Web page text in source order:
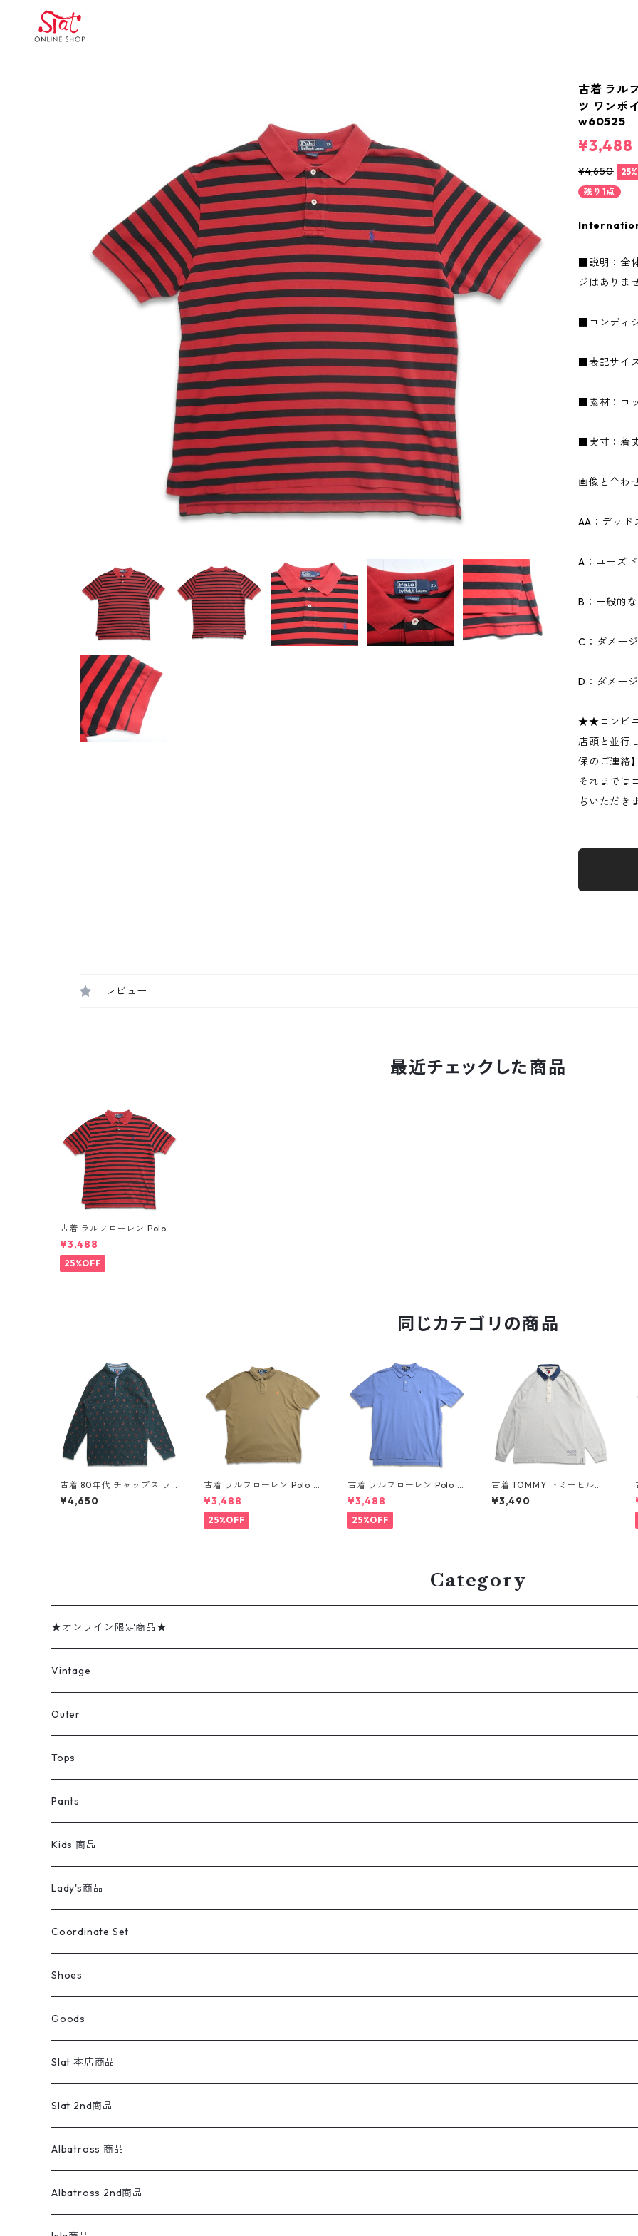
古着 ラル
ツ ワンポ
w60525
¥3,488
¥4,650
残り1点
■説明：全
ジはありま
■コンディ
■表記サイ
■素材：コ
■実寸：着
画像と合わ
AA：デッド
A：ユーズ
B：一般的
C：ダメー
D：ダメー
★★コンビ
店頭と並行
保のご連絡
それまでは
ちいただき
レビュー
最近チェックした商品
古着 ラルフローレン Polo R
alph Lauren 半袖 ポロシャ
ツ ワンポイント ボーダー 表
記：XL gd409521n w605
25
¥3,488
25%OFF
同じカテゴリの商品
古着 80年代 チャップス ラ
ルフローレン CHAPS RALP
H LAUREN 総柄 長袖 ポロシ
¥4,650
古着 ラルフローレン Polo R
alph Lauren 半袖 天竺 ポロ
シャツ ワンポイント ブラウ
ン系 表記：XL gd410385n
w60805
¥3,488
25%OFF
古着 ラルフローレン Polo R
alph Lauren 半袖 ポロシャ
ツ ワンポイント 鹿の子 ライ
トブルー 表記：XL gd410
384n w60805
¥3,488
25%OFF
古着 TOMMY トミーヒルフ
ィガー 長袖ポロシャツ ネイ
ビー 表記：XL gd409055
¥3,490
Category
★オンライン限定商品★
ミリタリーデッドストック
アウター
デニムジャケット
ミリタリージャケット
コート
ナイロンジャケット
トップス
半袖シャツ
長袖シャツ
セーター・カーディガン
パンツ
デニムパンツ
ミリタリーパンツ
スラックス
オーバーオール・つなぎ
レディース
アウター
トップス
キッズ
アウター
トップス
ライフスタイル雑貨
ラグ・ブランケット
ブランド
ラルフローレン
リーバイス
Vintage
Jacket
Tee
Sweat Shirts
REVERSE WEAVE
Pants
Shirts
Ladies
Sweater
Goods
Military
Outer
コート
デニムジャケット
ミリタリージャケット
スウィングトップ
アウトドアナイロンジャケット
スポーツナイロンジャケット
ワークジャケット
テーラードジャケット
ウールジャケット
ダウンジャケット
レザージャケット
Tops
Tシャツ
長袖シャツ
ブランドシャツ
ストライプシャツ
柄シャツ
ワークシャツ
半袖シャツ
ポロシャツ
スウェット・パーカ
プリントスウェット
ロゴスウェット
ベスト
セーター・カーディガン
アランセーター
ウールセーター
フリース
Pants
デニムパンツ
501,505
バギーズデニム
ミリタリーパンツ
チノパンツ
イージーパンツ
スラックス
ワークパンツ
コーデュロイパンツ
オーバーオール・つなぎ
ショーツ
Kids 商品
Vintage
Tops
Pants
Tops
Pants
Lady's商品
Tシャツ
ブラウス／シャツ／デザイントップス
長袖
半袖
ベスト／キャミソール
スウェット
ニット
ジャケット
スカート
Coordinate Set
Shoes
22cm以下
22.5cm
23cm
23.5cm
24cm
Goods
バンダナ
Slat 本店商品
Outer
Tee
Shirts
S/S Shirts
Slat 2nd商品
アウター
ハンティングジャケット
アウトドアジャケット
長袖シャツ
アウトドアシャツ
Albatross 商品
Vintage sweater
Albatross 2nd商品